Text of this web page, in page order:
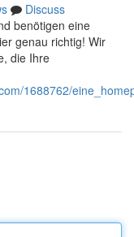
Discuss
benötigen eine
genau richtig! Wir
die Ihre
1688762/